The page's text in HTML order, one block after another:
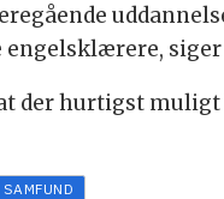
der hurtigst
SAMFUND